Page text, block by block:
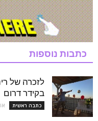
כתבות נוספות
לזכרה של
בקידר דרום
כתבה ראשית